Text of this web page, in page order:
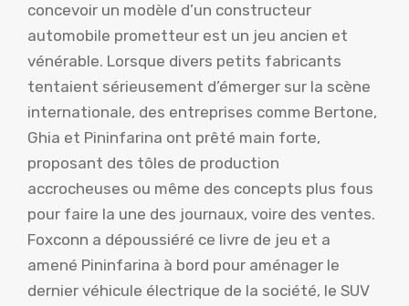
concevoir un modèle d’un constructeur
automobile prometteur est un jeu ancien et
vénérable. Lorsque divers petits fabricants
tentaient sérieusement d’émerger sur la scène
internationale, des entreprises comme Bertone,
Ghia et Pininfarina ont prêté main forte,
proposant des tôles de production
accrocheuses ou même des concepts plus fous
pour faire la une des journaux, voire des ventes.
Foxconn a dépoussiéré ce livre de jeu et a
amené Pininfarina à bord pour aménager le
dernier véhicule électrique de la société, le SUV